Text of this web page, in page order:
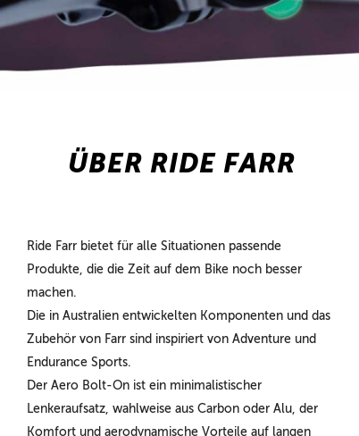
ÜBER RIDE FARR
Ride Farr bietet für alle Situationen passende
Produkte, die die Zeit auf dem Bike noch besser
machen.
Die in Australien entwickelten Komponenten und das
Zubehör von Farr sind inspiriert von Adventure und
Endurance Sports.
Der Aero Bolt-On ist ein minimalistischer
Lenkeraufsatz, wahlweise aus Carbon oder Alu, der
Komfort und aerodynamische Vorteile auf langen